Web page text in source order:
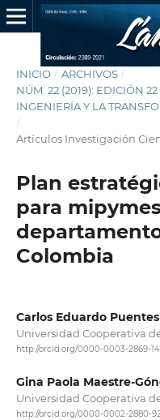
INICIO / ARCHIVOS /
NÚM. 22 (2019): EDICIÓN
INGENIERÍA Y LA
/
Artículos Investigación
Plan
para
Colombia
Carlos Eduardo
Universidad Cooperativa
http://orcid.org/0000-0003-2869-
Gina Paola Maestre-
Universidad Cooperativa
http://orcid.org/0000-0002-2880-